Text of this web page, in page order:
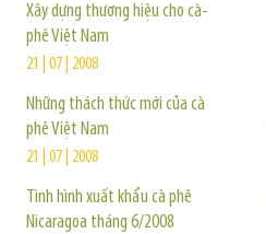
Xây dựng thương hiệu cho cà-
phê Việt Nam
21 | 07 | 2008
Những thách thức mới của cà
phê Việt Nam
21 | 07 | 2008
Tình hình xuất khẩu cà phê
Nicaragoa tháng 6/2008